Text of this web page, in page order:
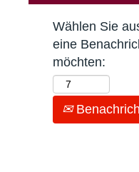
Wählen Sie
eine
möchten: